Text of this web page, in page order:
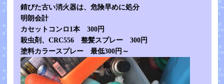
錆びた古い消火器は、危険早めに処分
明朗会計
カセットコンロ1本 300円
殺虫剤、CRC556 整髪スプレー 300円
塗料カラースプレー 最低300円～